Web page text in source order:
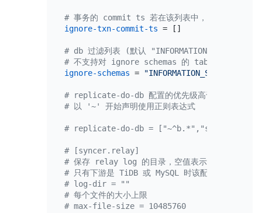
# 事务的 commit ts 若在该列表中，则该事务将被
ignore-txn-commit-ts = []
# db 过滤列表 (默认
# 不支持对 ignore schemas 的 table 进行
ignore-schemas =
# replicate-do-db 配置的优先级高于 replicate-
# 以 '~' 开始声明使用正则表达式
# replicate-do-db = ["~^b.*","s1"]
# [syncer.relay]
# 保存 relay log 的目录，空值表示不开启。
# 只有下游是 TiDB 或 MySQL 时该配置才生效。
# log-dir = ""
# 每个文件的大小上限
# max-file-size = 10485760